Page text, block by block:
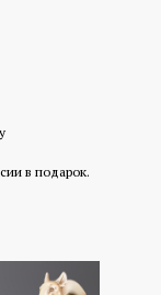
в подарок.